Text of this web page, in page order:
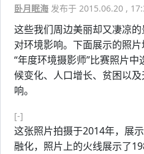
卧月眠海 发布于 2015.06.20 ,
这些我们周边美丽却又凄凉
对环境影响。下面展示的照
“年度环境摄影师”比赛照片
候变化、人口增长、贫困以
响。
[-]
这张照片拍摄于2014年，展
融化，照片上的火线展示了